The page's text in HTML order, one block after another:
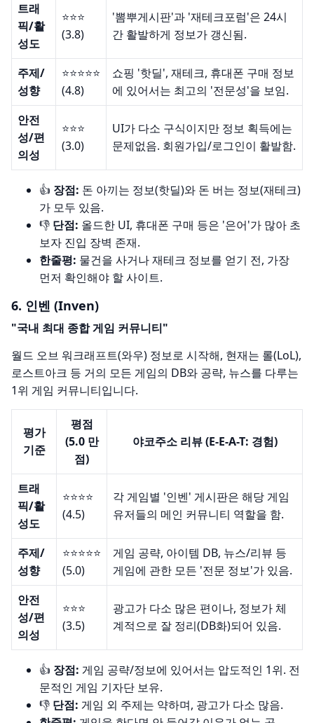
트래
픽/활
성도
⭐️⭐️⭐️
(3.8)
'뽐뿌게시판'과 '재테크포럼'은 24시
간 활발하게 정보가 갱신됨.
주제/
성향
⭐️⭐️⭐️⭐️⭐️
(4.8)
쇼핑 '핫딜', 재테크, 휴대폰 구매 정보
에 있어서는 최고의 '전문성'을 보임.
안전
성/편
의성
⭐️⭐️⭐️
(3.0)
UI가 다소 구식이지만 정보 획득에는
문제없음. 회원가입/로그인이 활발함.
👍 장점: 돈 아끼는 정보(핫딜)와 돈 버는 정보(재테크)
가 모두 있음.
👎 단점: 올드한 UI, 휴대폰 구매 등은 '은어'가 많아 초
보자 진입 장벽 존재.
한줄평: 물건을 사거나 재테크 정보를 얻기 전, 가장
먼저 확인해야 할 사이트.
6. 인벤 (Inven)
"국내 최대 종합 게임 커뮤니티"
월드 오브 워크래프트(와우) 정보로 시작해, 현재는 롤(LoL),
로스트아크 등 거의 모든 게임의 DB와 공략, 뉴스를 다루는
1위 게임 커뮤니티입니다.
평가
기준
평점
(5.0 만
점)
야코주소 리뷰 (E-E-A-T: 경험)
트래
픽/활
성도
⭐️⭐️⭐️⭐️
(4.5)
각 게임별 '인벤' 게시판은 해당 게임
유저들의 메인 커뮤니티 역할을 함.
주제/
성향
⭐️⭐️⭐️⭐️⭐️
(5.0)
게임 공략, 아이템 DB, 뉴스/리뷰 등
게임에 관한 모든 '전문 정보'가 있음.
안전
성/편
의성
⭐️⭐️⭐️
(3.5)
광고가 다소 많은 편이나, 정보가 체
계적으로 잘 정리(DB화)되어 있음.
👍 장점: 게임 공략/정보에 있어서는 압도적인 1위. 전
문적인 게임 기자단 보유.
👎 단점: 게임 외 주제는 약하며, 광고가 다소 많음.